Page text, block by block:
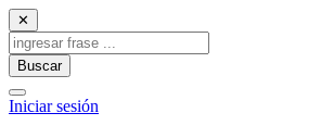
✕
Buscar
Iniciar sesión